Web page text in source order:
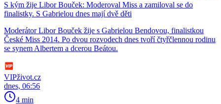
S kým žije Libor Bouček: Moderoval Miss a zamiloval se do
finalistky. S Gabrielou dnes mají dvě děti
Moderátor Libor Bouček žije s Gabrielou Bendovou, finalistkou
České Miss 2014. Po dvou rozvodech dnes tvoří čtyřčlennou rodinu
se synem Albertem a dcerou Beátou.
VIPživot.cz
dnes, 06:56
4 min